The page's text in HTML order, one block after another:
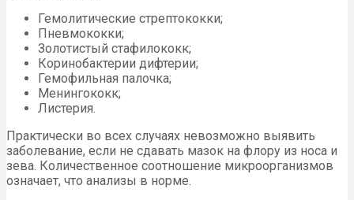
Гемолитические стрептококки;
Пневмококки;
Золотистый стафилококк;
Коринобактерии дифтерии;
Гемофильная палочка;
Менингококк;
Листерия.
Практически во всех случаях невозможно выявить
заболевание, если не сдавать мазок на флору из носа и
зева. Количественное соотношение микроорганизмов
означает, что анализы в норме.